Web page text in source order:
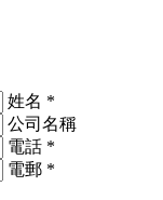
姓名 *
公司名稱
電話 *
電郵 *